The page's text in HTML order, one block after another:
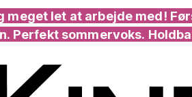
meget let at arbejde med!
Perfekt sommervoks.